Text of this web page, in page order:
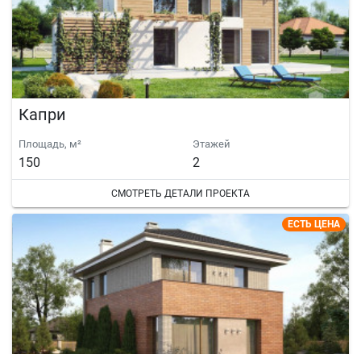
Капри
Площадь, м²
150
Этажей
2
СМОТРЕТЬ ДЕТАЛИ ПРОЕКТА
ЕСТЬ ЦЕНА